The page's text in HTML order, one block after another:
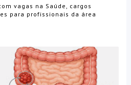
vagas na Saúde, cargos
para profissionais da área